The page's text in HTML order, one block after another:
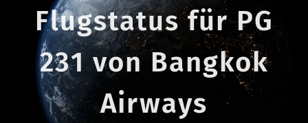
Flugstatus für PG
231 von Bangkok
Airways